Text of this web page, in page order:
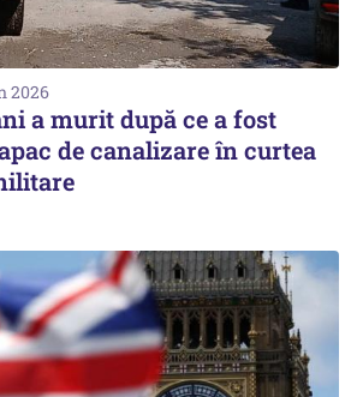
2026
a murit după ce a fost
de canalizare în curtea